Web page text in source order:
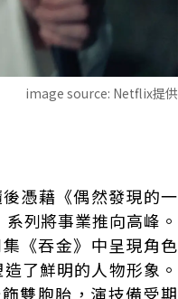
image source: Netflix提供
憑藉《偶然發現的一
列將事業推向高峰。
《吞金》中呈現角色
了鮮明的人物形象。
雙胞胎，演技備受期